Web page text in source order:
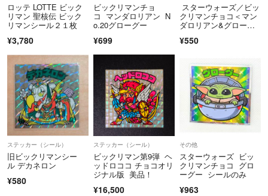
ロッテ LOTTE ビック
リマン 聖核伝 ビック
リマンシール２１枚
¥3,780
ビックリマンチョ
コ マンダロリアン N
o.20グローグー
¥699
スターウォーズ／ビッ
クリマンチョコ＜マン
ダロリアン&グローグ
¥550
ステッカー（シール）
旧ビックリマンシー
ル デカネロン
¥580
ステッカー（シール）
ビックリマン第9弾 ヘ
ッドロココ チョコオリ
ジナル版 美品！
¥16,500
その他
スターウォーズ ビッ
クリマンチョコ グロ
ーグー シールのみ
¥963